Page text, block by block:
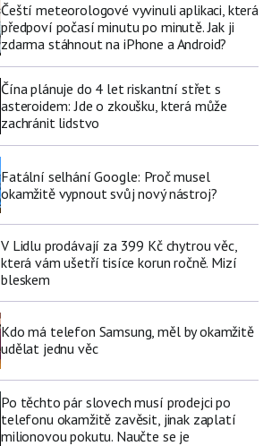
Čeští meteorologové vyvinuli aplikaci, která
předpoví počasí minutu po minutě. Jak ji
zdarma stáhnout na iPhone a Android?
Čína plánuje do 4 let riskantní střet s
asteroidem: Jde o zkoušku, která může
zachránit lidstvo
Fatální selhání Google: Proč musel
okamžitě vypnout svůj nový nástroj?
V Lidlu prodávají za 399 Kč chytrou věc,
která vám ušetří tisíce korun ročně. Mizí
bleskem
Kdo má telefon Samsung, měl by okamžitě
udělat jednu věc
Po těchto pár slovech musí prodejci po
telefonu okamžitě zavěsit, jinak zaplatí
milionovou pokutu. Naučte se je